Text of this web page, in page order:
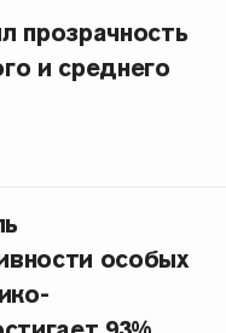
прозрачность
и среднего
особых